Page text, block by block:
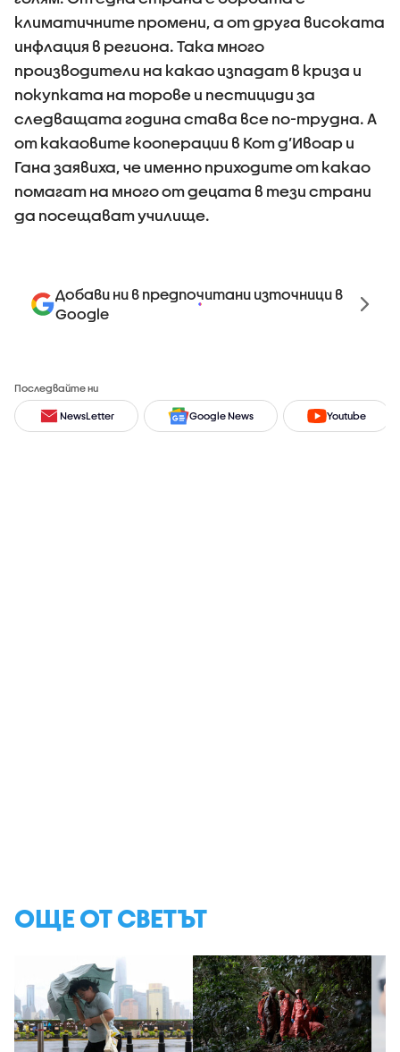
климатичните промени, а от друга високата
инфлация в региона. Така много
производители на какао изпадат в криза и
покупката на торове и пестициди за
следващата година става все по-трудна. А
от какаовите кооперации в Кот д’Ивоар и
Гана заявиха, че именно приходите от какао
помагат на много от децата в тези страни
да посещават училище.
Добави ни в предпочитани източници в
Google
Последвайте ни
NewsLetter Google News Youtube
ОЩЕ ОТ СВЕТЪТ